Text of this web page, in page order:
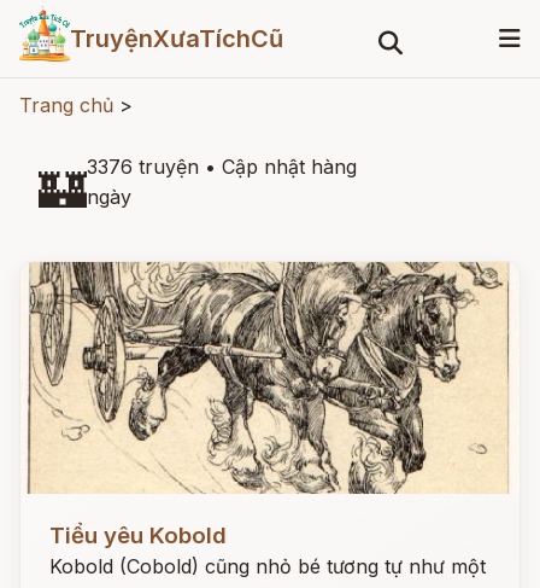
TruyệnXưaTíchCũ
Trang chủ >
🏰3376 truyện • Cập nhật hàng
ngày
Đọc ngay
Tiểu yêu Kobold
Kobold (Cobold) cũng nhỏ bé tương tự như một